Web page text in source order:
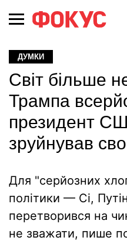
ДУМКИ
Світ більше
Трампа
президент
зруйнував
Для "серйозних
політики — Сі,
перетворився на
не зважати, пише